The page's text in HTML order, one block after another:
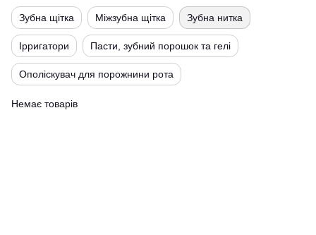
Зубна щітка Міжзубна щітка Зубна нитка
Ірригатори Пасти, зубний порошок та гелі
Ополіскувач для порожнини рота
Немає товарів